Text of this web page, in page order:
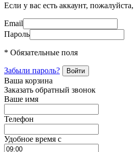
Если у вас есть аккаунт,
Email
Пароль
* Обязательные поля
Забыли пароль?
Ваша корзина
Заказать обратный звонок
Ваше имя
Телефон
Удобное время c